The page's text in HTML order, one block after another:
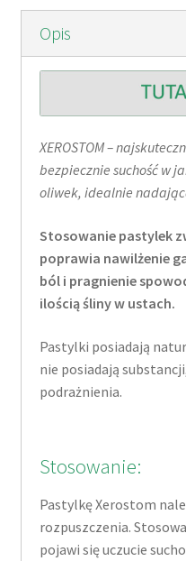
Opis
XEROSTOM –
bezpiecznie suchość w
oliwek, idealnie
Stosowanie pastylek
poprawia nawilżenie
ból i pragnienie
ilością śliny w ustach.
Pastylki posiadają
nie posiadają
podrażnienia.
Stosowanie:
Pastylkę Xerostom
rozpuszczenia.
pojawi się uczucie